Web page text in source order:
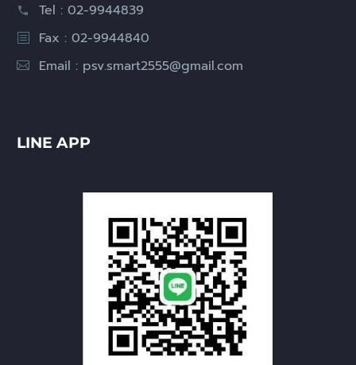
Tel : 02-9944839
Fax : 02-9944840
Email : psv.smart2555@gmail.com
LINE APP